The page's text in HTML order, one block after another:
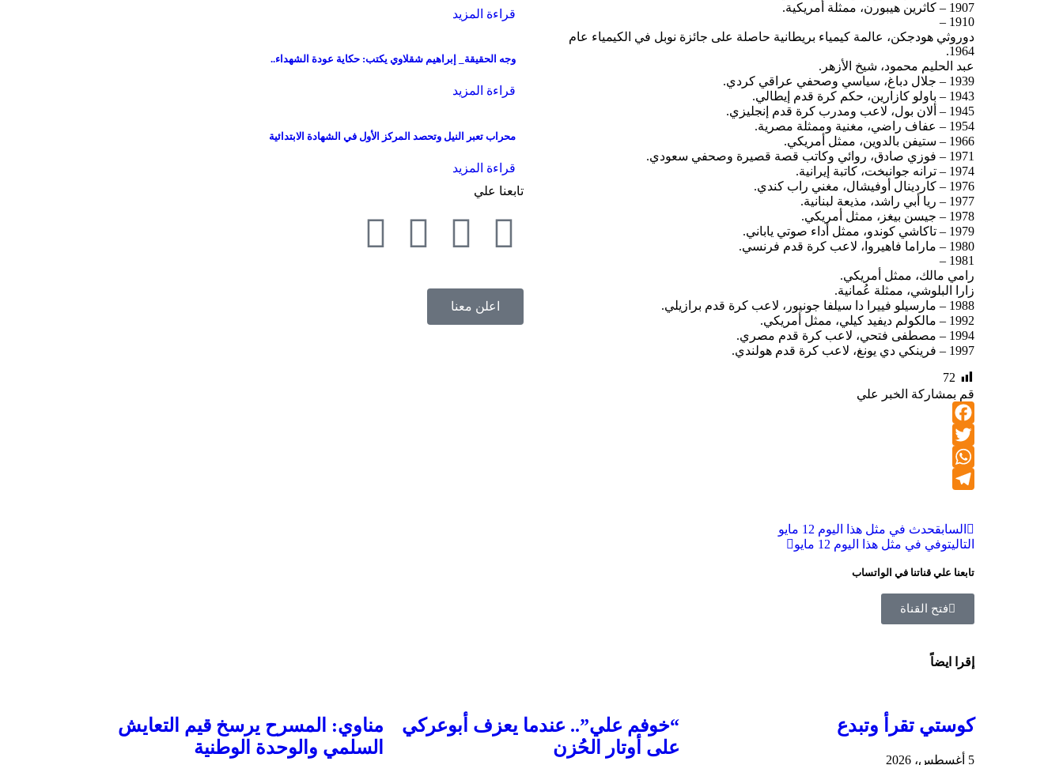
1907 – كاثرين هيبورن، ممثلة أمريكية.
1910 –
دوروثي هودجكن، عالمة كيمياء بريطانية حاصلة على جائزة نوبل في الكيمياء عام
1964.
عبد الحليم محمود، شيخ الأزهر.
1939 – جلال دباغ، سياسي وصحفي عراقي كردي.
1943 – باولو كازارين، حكم كرة قدم إيطالي.
1945 – ألان بول، لاعب ومدرب كرة قدم إنجليزي.
1954 – عفاف راضي، مغنية وممثلة مصرية.
1966 – ستيفن بالدوين، ممثل أمريكي.
1971 – فوزي صادق، روائي وكاتب قصة قصيرة وصحفي سعودي.
1974 – ترانه جوانبخت، كاتبة إيرانية.
1976 – كاردينال أوفيشال، مغني راب كندي.
1977 – ريا أبي راشد، مذيعة لبنانية.
1978 – جيسن بيغز، ممثل أمريكي.
1979 – تاكاشي كوندو، ممثل أداء صوتي ياباني.
1980 – ماراما فاهيروا، لاعب كرة قدم فرنسي.
1981 –
رامي مالك، ممثل أمريكي.
زارا البلوشي، ممثلة عُمانية.
1988 – مارسيلو فييرا دا سيلفا جونيور، لاعب كرة قدم برازيلي.
1992 – مالكولم ديفيد كيلي، ممثل أمريكي.
1994 – مصطفى فتحي، لاعب كرة قدم مصري.
1997 – فرينكي دي يونغ، لاعب كرة قدم هولندي.
72
قم بمشاركة الخبر علي
Facebook
Twitter
WhatsApp
السابقحدث في مثل هذا اليوم 12 مايو
التاليتوفي في مثل هذا اليوم 12 مايو
تابعنا علي قناتنا في الواتساب
فتح القناة
قراءة المزيد
وجه الحقيقة_ إبراهيم شقلاوي يكتب: حكاية عودة الشهداء..
قراءة المزيد
محراب تعبر النيل وتحصد المركز الأول في الشهادة الابتدائية
قراءة المزيد
تابعنا علي
اعلن معنا
إقرا ايضاً
كوستي تقرأ وتبدع
5 أغسطس، 2026
“خوفم علي”.. عندما يعزف أبوعركي
على أوتار الحُزن
مناوي: المسرح يرسخ قيم التعايش
السلمي والوحدة الوطنية